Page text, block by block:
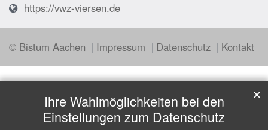
https://vwz-viersen.de
© Bistum Aachen Impressum Datenschutz Kontakt
Ihre Wahlmöglichkeiten bei den
Einstellungen zum Datenschutz
✕